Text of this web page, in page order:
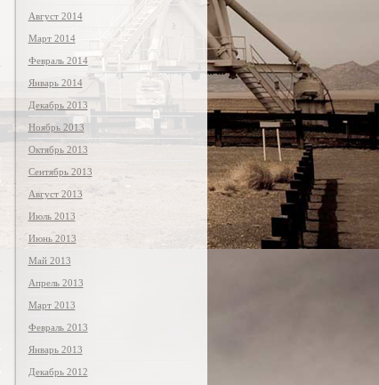
Август 2014
Март 2014
Февраль 2014
Январь 2014
Декабрь 2013
Ноябрь 2013
Октябрь 2013
Сентябрь 2013
Август 2013
Июль 2013
Июнь 2013
Май 2013
Апрель 2013
Март 2013
Февраль 2013
Январь 2013
Декабрь 2012